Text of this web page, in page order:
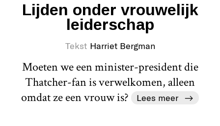
Lijden onder vrouwelijk
leiderschap
Tekst Harriet Bergman
Moeten we een minister-president die
Thatcher-fan is verwelkomen, alleen
omdat ze een vrouw is?
Lees meer